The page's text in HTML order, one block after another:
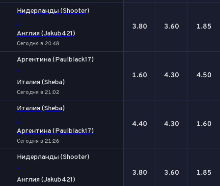
Нидерланды (Shooter)
-
Англия (Jakub421)
Сегодня в 20:48
3.80 3.60 1.85
Аргентина (Paulblack17)
-
Италия (Sheba)
Сегодня в 21:02
1.60 4.30 4.50
Италия (Sheba)
-
Аргентина (Paulblack17)
Сегодня в 21:26
4.40 4.30 1.60
Нидерланды (Shooter)
-
Англия (Jakub421)
3.80 3.60 1.85